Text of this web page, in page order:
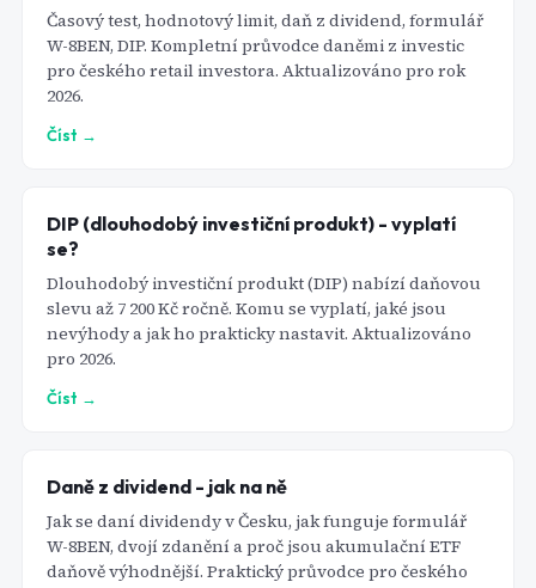
Časový test, hodnotový limit, daň z dividend, formulář
W-8BEN, DIP. Kompletní průvodce daněmi z investic
pro českého retail investora. Aktualizováno pro rok
2026.
Číst →
DIP (dlouhodobý investiční produkt) - vyplatí
se?
Dlouhodobý investiční produkt (DIP) nabízí daňovou
slevu až 7 200 Kč ročně. Komu se vyplatí, jaké jsou
nevýhody a jak ho prakticky nastavit. Aktualizováno
pro 2026.
Číst →
Daně z dividend - jak na ně
Jak se daní dividendy v Česku, jak funguje formulář
W-8BEN, dvojí zdanění a proč jsou akumulační ETF
daňově výhodnější. Praktický průvodce pro českého